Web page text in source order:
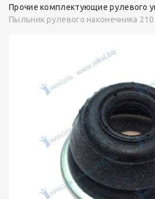
Прочие комплектующие рулевого
Пыльник рулевого наконечника